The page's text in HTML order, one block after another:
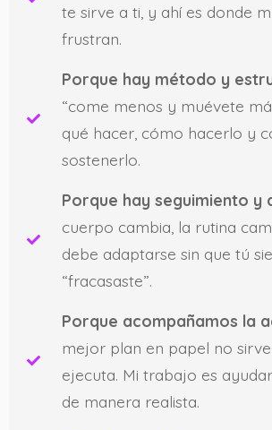
te sirve a ti, y ahí es donde
frustran.
Porque hay método y
“come menos y muévete
qué hacer, cómo hacerlo y
sostenerlo.
Porque hay seguimiento y
cuerpo cambia, la rutina
debe adaptarse sin que tú
“fracasaste”.
Porque acompañamos la
mejor plan en papel no
ejecuta. Mi trabajo es
de manera realista.